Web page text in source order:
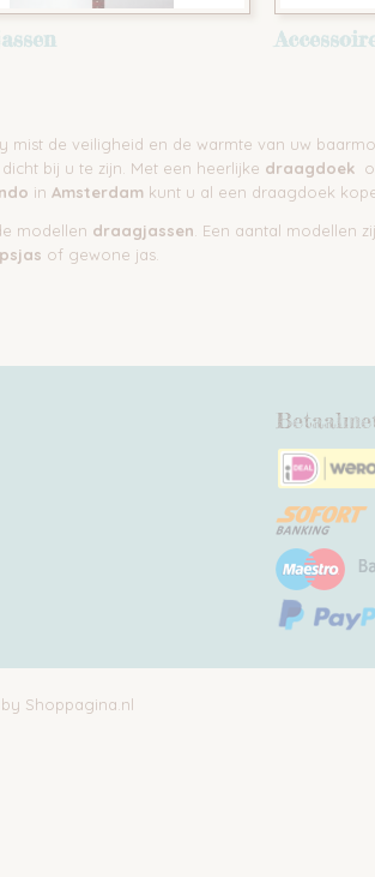
mist de veiligheid en de warmte van uw
bij u te zijn. Met een heerlijke draagdoek
in Amsterdam kunt u al een draagdoek
modellen draagjassen . Een aantal modellen
of gewone jas.
Shoppagina.nl